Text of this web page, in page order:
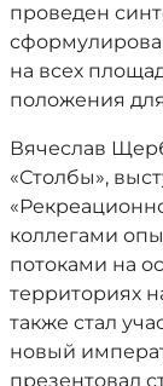
проведен
на всех
положения
Вячеслав
«Столбы»,
коллегами
потоками на
территориях
также стал
новый
презентовал